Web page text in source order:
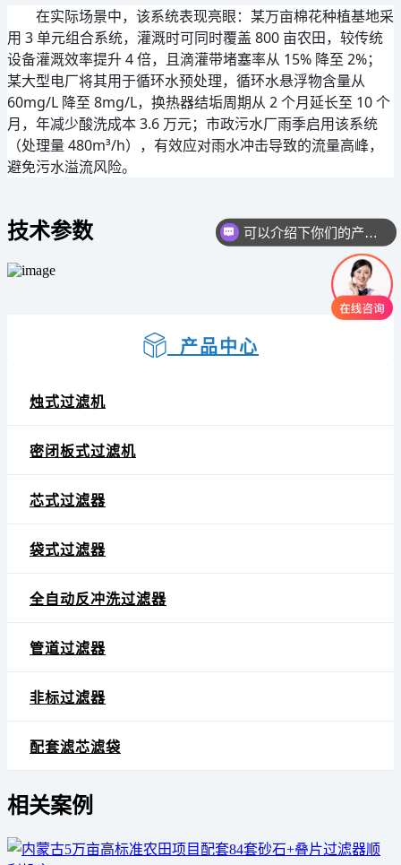
在实际场景中，该系统表现亮眼：某万亩棉花种植基地采
用 3 单元组合系统，灌溉时可同时覆盖 800 亩农田，较传统
设备灌溉效率提升 4 倍，且滴灌带堵塞率从 15% 降至 2%；
某大型电厂将其用于循环水预处理，循环水悬浮物含量从
60mg/L 降至 8mg/L，换热器结垢周期从 2 个月延长至 10 个
月，年减少酸洗成本 3.6 万元；市政污水厂雨季启用该系统
（处理量 480m³/h），有效应对雨水冲击导致的流量高峰，
避免污水溢流风险。
技术参数
产品中心
烛式过滤机
密闭板式过滤机
芯式过滤器
袋式过滤器
全自动反冲洗过滤器
管道过滤器
非标过滤器
配套滤芯滤袋
相关案例